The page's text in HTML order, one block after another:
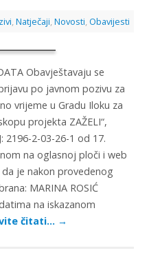
Natječaji Novosti Obavijesti
Obavještavaju se
po javnom pozivu za
vrijeme u Gradu Iloku za
projekta ZAŽELI“,
2196-2-03-26-1 od 17.
na oglasnoj ploči i web
je nakon provedenog
MARINA ROSIĆ
na iskazanom
čitati… →